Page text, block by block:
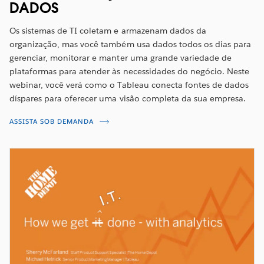
DADOS
Os sistemas de TI coletam e armazenam dados da
organização, mas você também usa dados todos os dias para
gerenciar, monitorar e manter uma grande variedade de
plataformas para atender às necessidades do negócio. Neste
webinar, você verá como o Tableau conecta fontes de dados
díspares para oferecer uma visão completa da sua empresa.
ASSISTA SOB DEMANDA